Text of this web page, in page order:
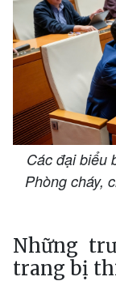
Các đại biểu
Phòng cháy,
Những
trang bị